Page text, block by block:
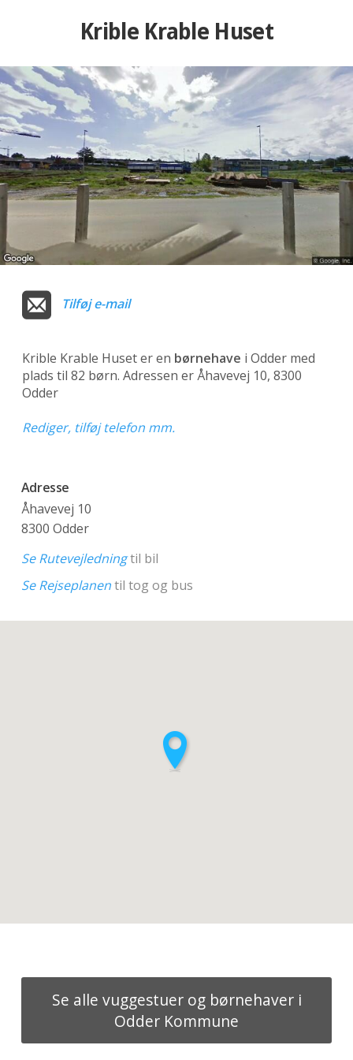
Krible Krable Huset
Tilføj e-mail
Krible Krable Huset er en børnehave i Odder med
plads til 82 børn. Adressen er Åhavevej 10, 8300
Odder
Rediger, tilføj telefon mm.
Adresse
Åhavevej 10
8300 Odder
Se Rutevejledningtil bil
Se Rejseplanentil tog og bus
Se alle vuggestuer og børnehaver i
Odder Kommune